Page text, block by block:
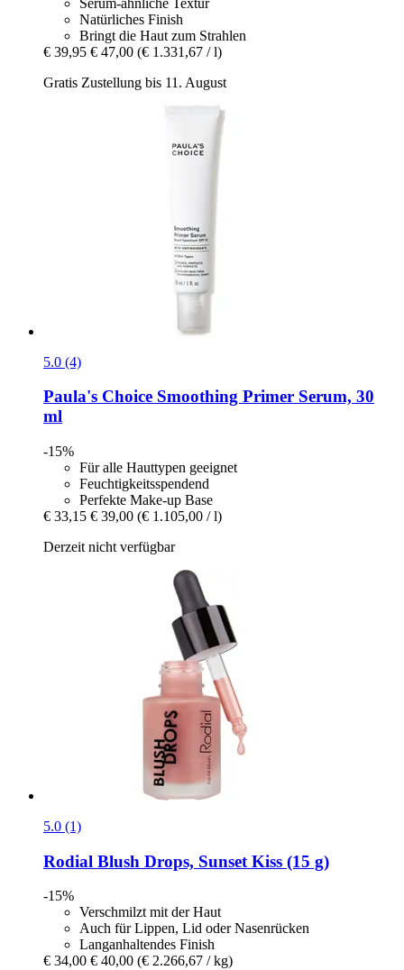
Natürliches Finish
Bringt die Haut zum Strahlen
€ 39,95 € 47,00 (€ 1.331,67 / l)
Gratis Zustellung bis 11. August
5.0 (4)
Paula's Choice Smoothing Primer Serum, 30
ml
-15%
Für alle Hauttypen geeignet
Feuchtigkeitsspendend
Perfekte Make-up Base
€ 33,15 € 39,00 (€ 1.105,00 / l)
Derzeit nicht verfügbar
5.0 (1)
Rodial Blush Drops, Sunset Kiss (15 g)
-15%
Verschmilzt mit der Haut
Auch für Lippen, Lid oder Nasenrücken
Langanhaltendes Finish
€ 34,00 € 40,00 (€ 2.266,67 / kg)